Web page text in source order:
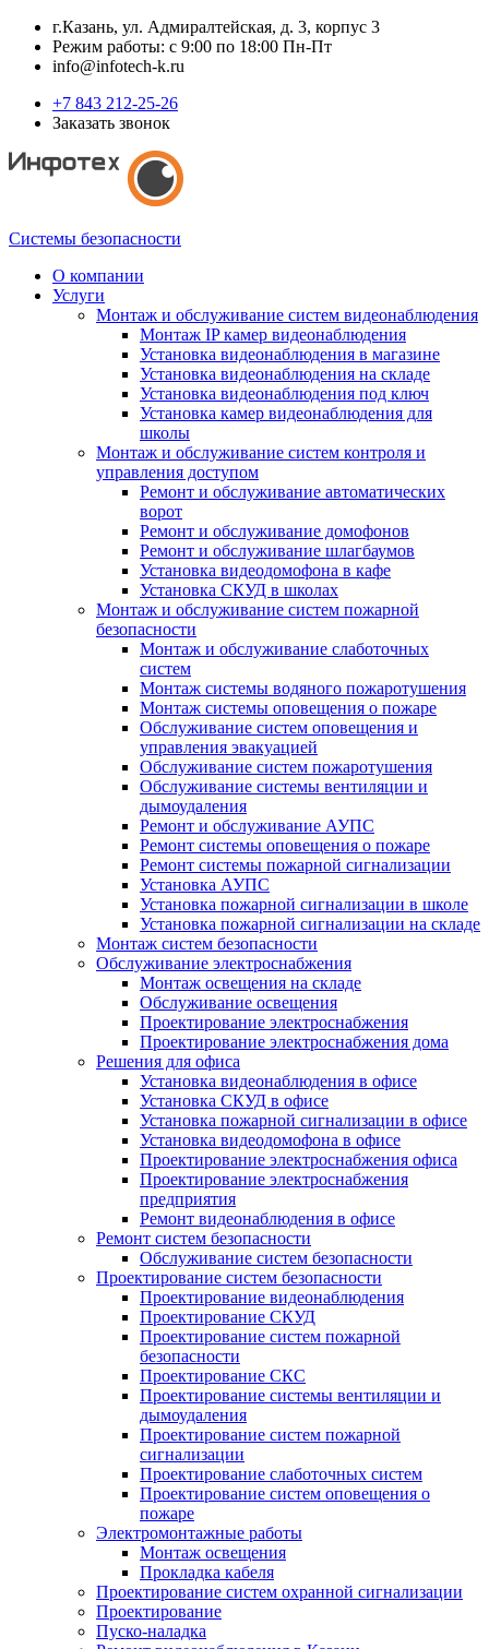
г.Казань, ул. Адмиралтейская, д. 3, корпус 3
Режим работы: с 9:00 по 18:00 Пн-Пт
info@infotech-k.ru
+7 843 212-25-26
Заказать звонок
Системы безопасности
О компании
Услуги
Монтаж и обслуживание систем видеонаблюдения
Монтаж IP камер видеонаблюдения
Установка видеонаблюдения в магазине
Установка видеонаблюдения на складе
Установка видеонаблюдения под ключ
Установка камер видеонаблюдения для
школы
Монтаж и обслуживание систем контроля и
управления доступом
Ремонт и обслуживание автоматических
ворот
Ремонт и обслуживание домофонов
Ремонт и обслуживание шлагбаумов
Установка видеодомофона в кафе
Установка СКУД в школах
Монтаж и обслуживание систем пожарной
безопасности
Монтаж и обслуживание слаботочных
систем
Монтаж системы водяного пожаротушения
Монтаж системы оповещения о пожаре
Обслуживание систем оповещения и
управления эвакуацией
Обслуживание систем пожаротушения
Обслуживание системы вентиляции и
дымоудаления
Ремонт и обслуживание АУПС
Ремонт системы оповещения о пожаре
Ремонт системы пожарной сигнализации
Установка АУПС
Установка пожарной сигнализации в школе
Установка пожарной сигнализации на складе
Монтаж систем безопасности
Обслуживание электроснабжения
Монтаж освещения на складе
Обслуживание освещения
Проектирование электроснабжения
Проектирование электроснабжения дома
Решения для офиса
Установка видеонаблюдения в офисе
Установка СКУД в офисе
Установка пожарной сигнализации в офисе
Установка видеодомофона в офисе
Проектирование электроснабжения офиса
Проектирование электроснабжения
предприятия
Ремонт видеонаблюдения в офисе
Ремонт систем безопасности
Обслуживание систем безопасности
Проектирование систем безопасности
Проектирование видеонаблюдения
Проектирование СКУД
Проектирование систем пожарной
безопасности
Проектирование СКС
Проектирование системы вентиляции и
дымоудаления
Проектирование систем пожарной
сигнализации
Проектирование слаботочных систем
Проектирование систем оповещения о
пожаре
Электромонтажные работы
Монтаж освещения
Прокладка кабеля
Проектирование систем охранной сигнализации
Проектирование
Пуско-наладка